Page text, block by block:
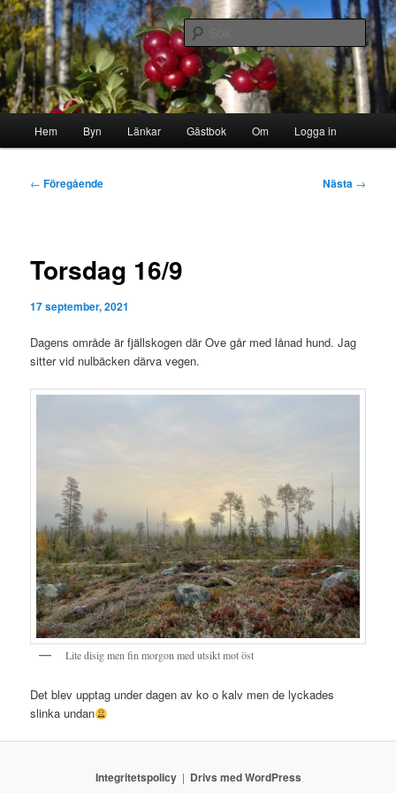
Hoppa
till
primärt
innehållStorborgarn
Byn i skogen
Sök
Hem Byn Länkar Gästbok Om Logga in
Inläggsnavigering
← Föregående Nästa →
Torsdag 16/9
17 september, 2021
Dagens område är fjällskogen där Ove går med lånad hund. Jag
sitter vid nulbäcken därva vegen.
Lite disig men fin morgon med utsikt mot öst
Det blev upptag under dagen av ko o kalv men de lyckades
slinka undan
Integritetspolicy Drivs med WordPress